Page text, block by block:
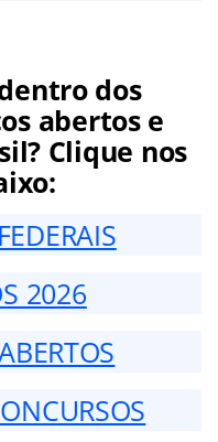
dos
abertos e
Clique nos
2026